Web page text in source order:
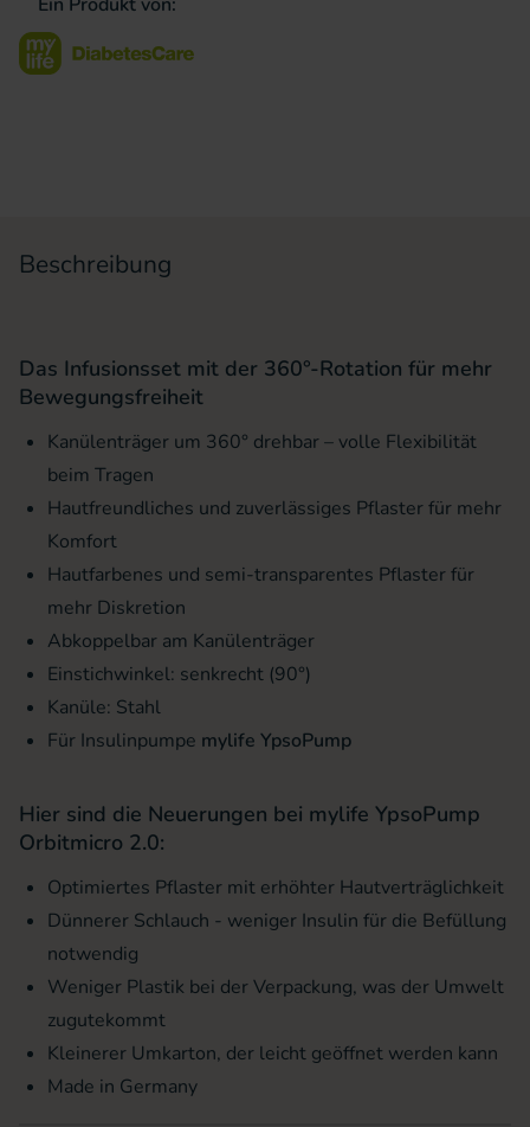
Beschreibung
Das Infusionsset mit der 360°-Rotation für mehr
Bewegungsfreiheit
Kanülenträger um 360° drehbar – volle Flexibilität
beim Tragen
Hautfreundliches und zuverlässiges Pflaster für mehr
Komfort
Hautfarbenes und semi-transparentes Pflaster für
mehr Diskretion
Abkoppelbar am Kanülenträger
Einstichwinkel: senkrecht (90°)
Kanüle: Stahl
Für Insulinpumpe mylife YpsoPump
Hier sind die Neuerungen bei mylife YpsoPump
Orbitmicro 2.0:
Optimiertes Pflaster mit erhöhter Hautverträglichkeit
Dünnerer Schlauch - weniger Insulin für die Befüllung
notwendig
Weniger Plastik bei der Verpackung, was der Umwelt
zugutekommt
Kleinerer Umkarton, der leicht geöffnet werden kann
Made in Germany